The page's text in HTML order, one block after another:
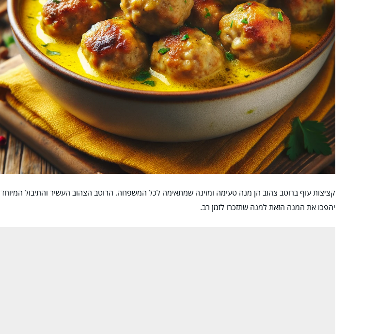
קציצות עוף ברוטב צהוב הן מנה טעימה ומזינה שמתאימה לכל המשפחה. הרוטב הצהוב העשיר והתיבול המיוחד
יהפכו את המנה הזאת למנה שתזכרו לזמן רב.